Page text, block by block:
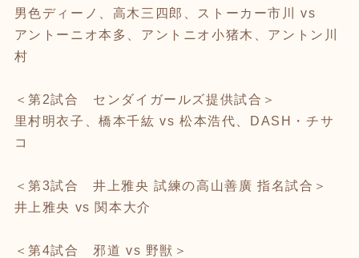
男色ディーノ、高木三四郎、ストーカー市川 vs
アントーニオ本多、アントニオ小猪木、アントン川
村
＜第2試合 センダイガールズ提供試合＞
里村明衣子、橋本千紘 vs 松本浩代、DASH・チサ
コ
＜第3試合 井上雅央 試練の高山善廣 指名試合＞
井上雅央 vs 関本大介
＜第4試合 邪道 vs 野獣＞